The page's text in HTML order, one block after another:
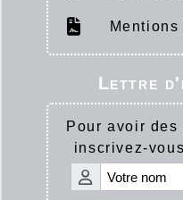
Lettre
Pour avoir
inscrivez-